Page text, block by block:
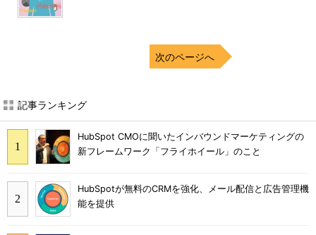
次のページへ
記事ランキング
HubSpot CMOに聞いたインバウンドマーケティングの
新フレームワーク「フライホイール」のこと
HubSpotが無料のCRMを強化、メール配信と広告管理機
能を提供